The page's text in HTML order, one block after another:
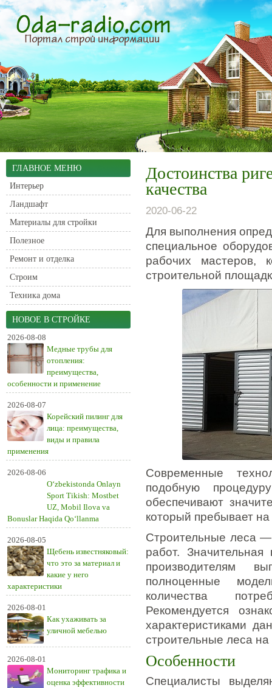
ГЛАВНОЕ МЕНЮ
Интерьер
Ландшафт
Материалы для стройки
Полезное
Ремонт и отделка
Строим
Техника дома
НОВОЕ В СТРОЙКЕ
2026-08-08
Медные трубы для
отопления:
преимущества,
особенности и применение
2026-08-07
Корейский пилинг для
лица: преимущества,
виды и правила
применения
2026-08-06
O‘zbekistonda Onlayn
Sport Tikish: Mostbet
UZ, Mobil Ilova va
Bonuslar Haqida Qo‘llanma
2026-08-05
Щебень известняковый:
что это за материал и
какие у него
характеристики
2026-08-01
Как ухаживать за
уличной мебелью
2026-08-01
Мониторинг трафика и
оценка эффективности
Достоинства
качества
2020-06-22
Для выполнения
специальное
рабочих мастеров,
строительной
Современные
подобную
обеспечивают
который пребывает
Строительные леса —
работ. Значительная
производителям
полноценные
количества
Рекомендуется
характеристиками
строительные леса на
Особенности
Специалисты